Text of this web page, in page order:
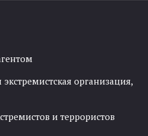
организация,
и террористов